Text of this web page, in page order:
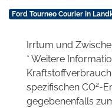
Ford Tourneo Courier in
Irrtum und
* Weitere
spezifischen CO2-
gegebenenfalls